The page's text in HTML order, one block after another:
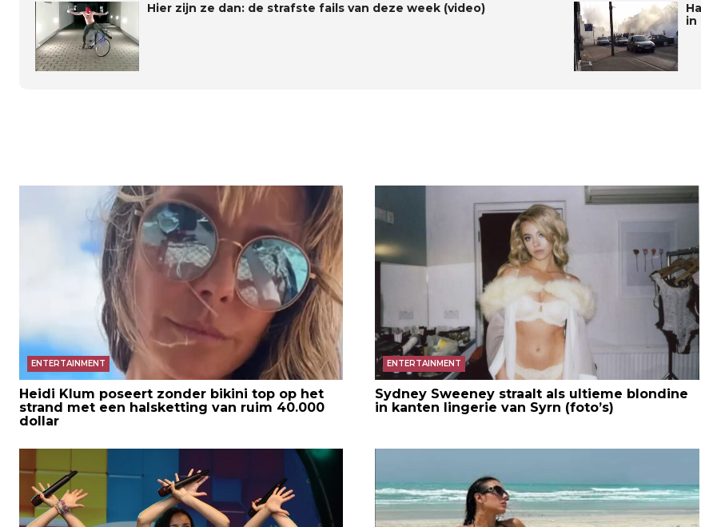
Hier zijn ze dan: de strafste fails van deze week (video)
in
ENTERTAINMENT
Heidi Klum poseert zonder bikini top op het
strand met een halsketting van ruim 40.000
dollar
ENTERTAINMENT
Sydney Sweeney straalt als ultieme blondine
in kanten lingerie van Syrn (foto’s)